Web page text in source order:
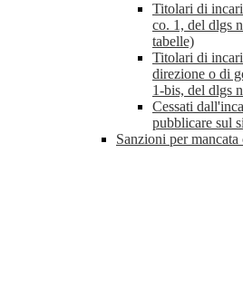
Titolari di
co. 1, del dlgs
tabelle)
Titolari di
direzione o di
1-bis, del dlgs
Cessati
pubblicare sul
Sanzioni per